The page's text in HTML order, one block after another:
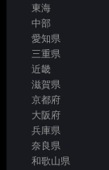
東海
中部
愛知県
三重県
近畿
滋賀県
京都府
大阪府
兵庫県
奈良県
和歌山県